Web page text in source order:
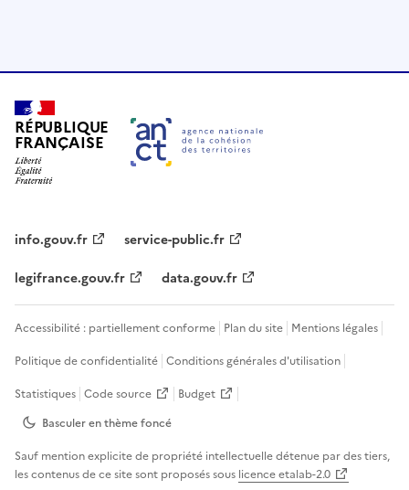
RÉPUBLIQUE
FRANÇAISE
info.gouv.fr
service-public.fr
legifrance.gouv.fr
data.gouv.fr
Accessibilité : partiellement conforme Plan du site Mentions légales
Politique de confidentialité Conditions générales d'utilisation
Statistiques Code source
Budget
Basculer en thèmefoncé
Sauf mention explicite de propriété intellectuelle détenue par des tiers,
les contenus de ce site sont proposés sous licence etalab-2.0